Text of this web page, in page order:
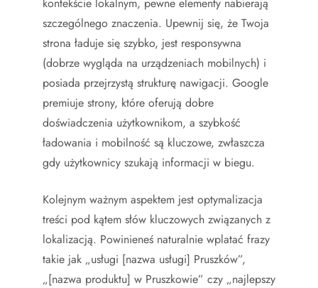
szczególnego znaczenia. Upewnij się, że Twoja
strona ładuje się szybko, jest responsywna
(dobrze wygląda na urządzeniach mobilnych) i
posiada przejrzystą strukturę nawigacji. Google
premiuje strony, które oferują dobre
doświadczenia użytkownikom, a szybkość
ładowania i mobilność są kluczowe, zwłaszcza
gdy użytkownicy szukają informacji w biegu.
Kolejnym ważnym aspektem jest optymalizacja
treści pod kątem słów kluczowych związanych z
lokalizacją. Powinieneś naturalnie wplatać frazy
takie jak „usługi [nazwa usługi] Pruszków”,
„[nazwa produktu] w Pruszkowie” czy „najlepszy